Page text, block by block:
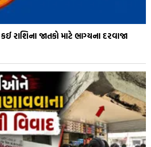
જાતકો માટે ભાગ્યના દરવાજા